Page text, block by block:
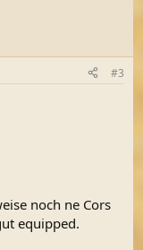
#3
noch ne Cors
equipped.